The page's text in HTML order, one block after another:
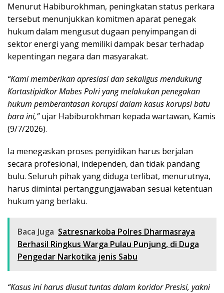
Menurut Habiburokhman, peningkatan status perkara
tersebut menunjukkan komitmen aparat penegak
hukum dalam mengusut dugaan penyimpangan di
sektor energi yang memiliki dampak besar terhadap
kepentingan negara dan masyarakat.
“Kami memberikan apresiasi dan sekaligus mendukung
Kortastipidkor Mabes Polri yang melakukan penegakan
hukum pemberantasan korupsi dalam kasus korupsi batu
bara ini,”ujar Habiburokhman kepada wartawan, Kamis
(9/7/2026).
Ia menegaskan proses penyidikan harus berjalan
secara profesional, independen, dan tidak pandang
bulu. Seluruh pihak yang diduga terlibat, menurutnya,
harus dimintai pertanggungjawaban sesuai ketentuan
hukum yang berlaku.
Baca Juga Satresnarkoba Polres Dharmasraya
Berhasil Ringkus Warga Pulau Punjung, di Duga
Pengedar Narkotika jenis Sabu
“Kasus ini harus diusut tuntas dalam koridor Presisi, yakni